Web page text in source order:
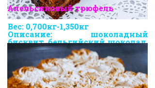
Апельсиновый трюфель
Вес: 0,700кг-1,350кг
Описание: шоколадный
бисквит, бельгийский шоколад,
свежие апельсины, грецкий